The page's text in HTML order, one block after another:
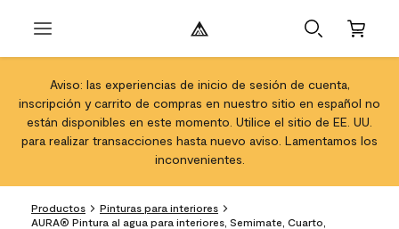
Aviso: las experiencias de inicio de sesión de cuenta,
inscripción y carrito de compras en nuestro sitio en español no
están disponibles en este momento. Utilice el sitio de EE. UU.
para realizar transacciones hasta nuevo aviso. Lamentamos los
inconvenientes.
Productos
Pinturas para interiores
AURA® Pintura al agua para interiores, Semimate, Cuarto,